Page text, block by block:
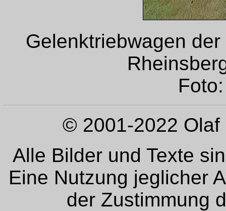
Gelenktriebwagen
© 2001-2022 Olaf
Alle Bilder und Texte
Eine Nutzung jeglicher
der Zustimmung